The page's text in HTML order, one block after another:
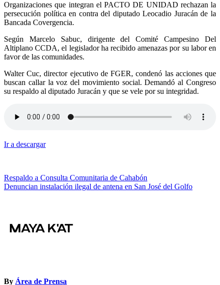
Organizaciones que integran el PACTO DE UNIDAD rechazan la
persecución política en contra del diputado Leocadio Juracán de la
Bancada Covergencia.
Según Marcelo Sabuc, dirigente del Comité Campesino Del
Altiplano CCDA, el legislador ha recibido amenazas por su labor en
favor de las comunidades.
Walter Cuc, director ejecutivo de FGER, condenó las acciones que
buscan callar la voz del movimiento social. Demandó al Congreso
su respaldo al diputado Juracán y que se vele por su integridad.
Ir a descargar
Navegación
de
Respaldo a Consulta Comunitaria de Cahabón
Denuncian instalación ilegal de antena en San José del Golfo
By Área de Prensa